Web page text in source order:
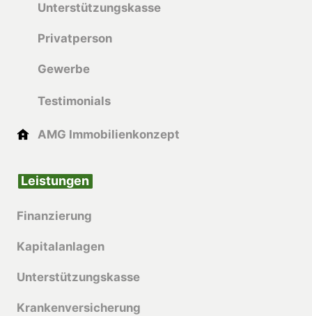
Unterstützungskasse
Privatperson
Gewerbe
Testimonials
AMG Immobilienkonzept
Leistungen
Finanzierung
Kapitalanlagen
Unterstützungskasse
Krankenversicherung